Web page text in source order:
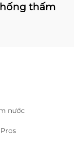
thấm
nước